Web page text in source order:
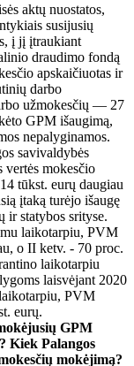
aktų nuostatos,
susijusių
į jį įtraukiant
draudimo fondą
apskaičiuotas ir
darbo
užmokesčių — 27
GPM išaugimą,
nepalyginamos.
savivaldybės
vertės mokesčio
tūkst. eurų daugiau
įtaką turėjo išaugę
statybos srityse.
laikotarpiu, PVM
o II ketv. - 70 proc.
laikotarpiu
laisvėjant 2020
PVM
eurų.
GPM
Kiek Palangos
mokėjimą?